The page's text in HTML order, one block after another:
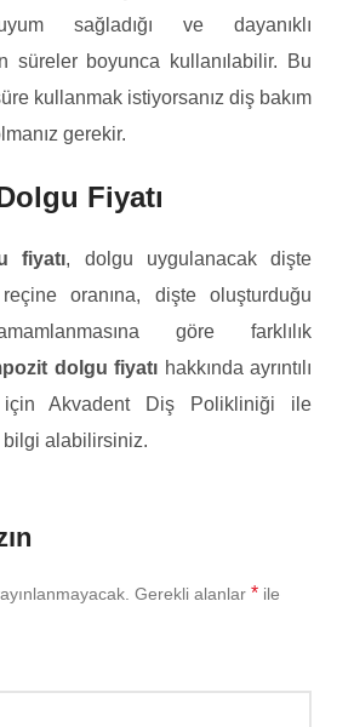
sağladığı ve dayanıklı
süreler boyunca kullanılabilir. Bu
kullanmak istiyorsanız diş bakım
gerekir.
Fiyatı
fiyatı, dolgu uygulanacak dişte
oranına, dişte oluşturduğu
göre farklılık
dolgu fiyatı hakkında ayrıntılı
Akvadent Diş Polikliniği ile
alabilirsiniz.
Gerekli alanlar * ile